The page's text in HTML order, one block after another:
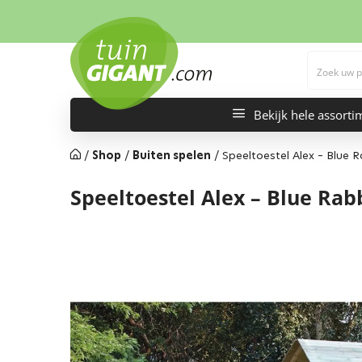
Bekijk hele
/ Shop / Buiten spelen / Speeltoestel Alex – Blue
Speeltoestel Alex – Blue